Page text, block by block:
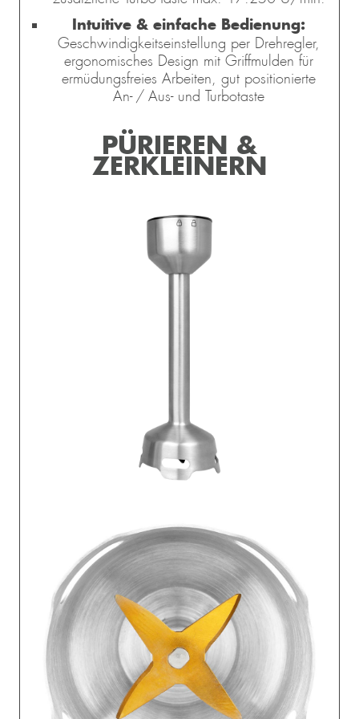
Intuitive & einfache Bedienung:
Geschwindigkeitseinstellung per Drehregler,
ergonomisches Design mit Griffmulden für
ermüdungsfreies Arbeiten, gut positionierte
An- / Aus- und Turbotaste
PÜRIEREN &
ZERKLEINERN